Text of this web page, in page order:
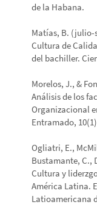
de la Habana.
Matías, B. (julio-
Cultura de
del bachiller.
Morelos, J., &
Análisis de los
Organizacional
Entramado,
Ogliatri, E.,
Bustamante, C.,
Cultura y
América Latina.
Latioamericana